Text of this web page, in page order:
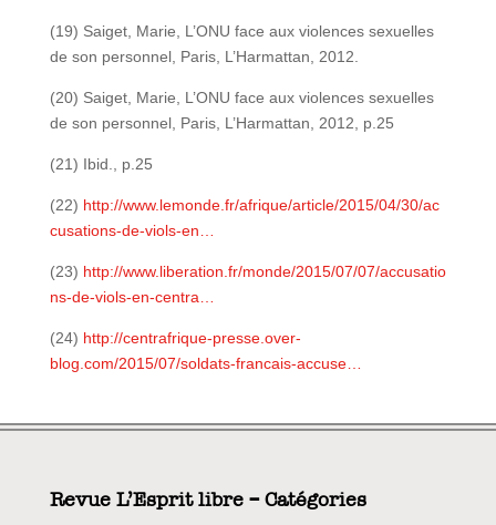
(19) Saiget, Marie, L’ONU face aux violences sexuelles
de son personnel, Paris, L’Harmattan, 2012.
(20) Saiget, Marie, L’ONU face aux violences sexuelles
de son personnel, Paris, L’Harmattan, 2012, p.25
(21) Ibid., p.25
(22) http://www.lemonde.fr/afrique/article/2015/04/30/ac
cusations-de-viols-en…
(23) http://www.liberation.fr/monde/2015/07/07/accusatio
ns-de-viols-en-centra…
(24) http://centrafrique-presse.over-
blog.com/2015/07/soldats-francais-accuse…
Revue L’Esprit libre – Catégories